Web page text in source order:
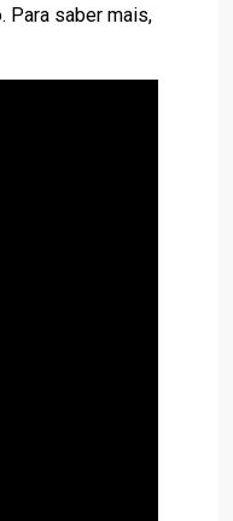
Para saber mais,